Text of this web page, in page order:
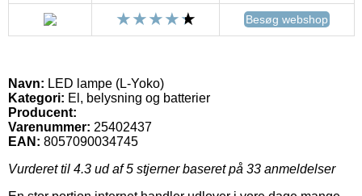
Besøg webshop
Navn: LED lampe (L-Yoko)
Kategori: El, belysning og batterier
Producent:
Varenummer: 25402437
EAN: 8057090034745
Vurderet til 4.3 ud af 5 stjerner baseret på 33 anmeldelser